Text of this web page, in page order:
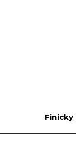
Finicky